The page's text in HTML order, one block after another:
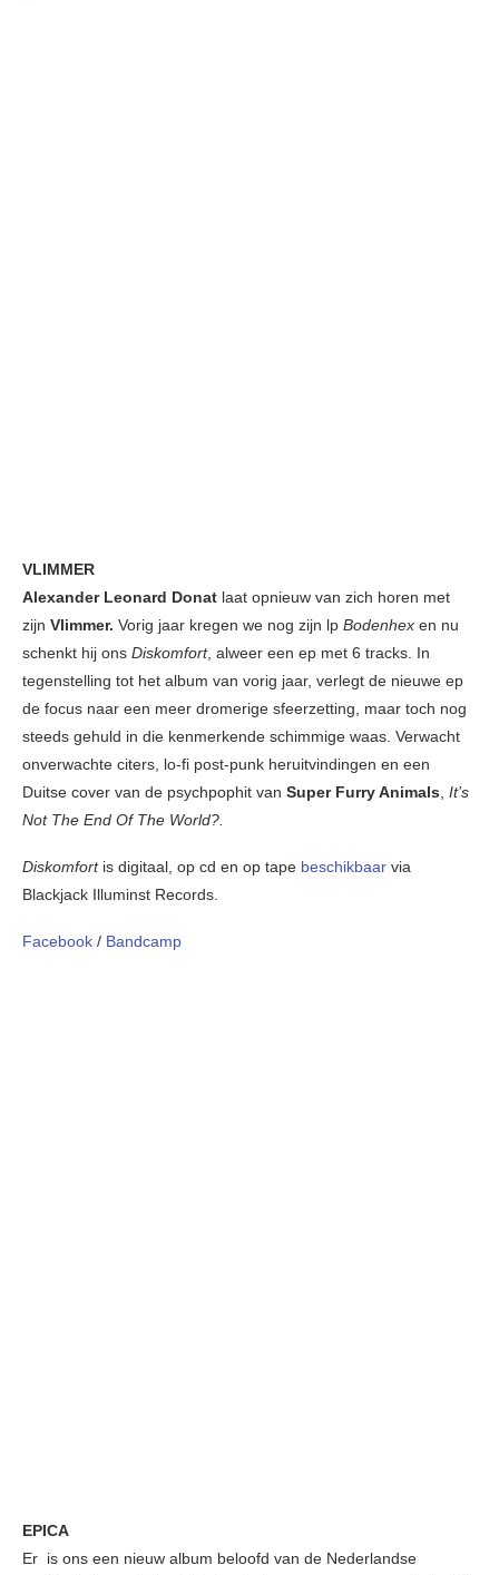
VLIMMER
Alexander Leonard Donat laat opnieuw van zich horen met
zijn Vlimmer. Vorig jaar kregen we nog zijn lp Bodenhex en nu
schenkt hij ons Diskomfort, alweer een ep met 6 tracks. In
tegenstelling tot het album van vorig jaar, verlegt de nieuwe ep
de focus naar een meer dromerige sfeerzetting, maar toch nog
steeds gehuld in die kenmerkende schimmige waas. Verwacht
onverwachte citers, lo-fi post-punk heruitvindingen en een
Duitse cover van de psychpophit van Super Furry Animals It’s
Not The End Of The World?.
Diskomfort is digitaal, op cd en op tape beschikbaar via
Blackjack Illuminst Records.
Facebook / Bandcamp
EPICA
Er is ons een nieuw album beloofd van de Nederlandse